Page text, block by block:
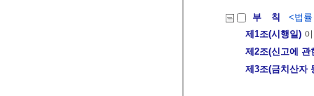
부 칙
<법
제1조(시행일)
제2조(신고에 관
제3조(금치산자